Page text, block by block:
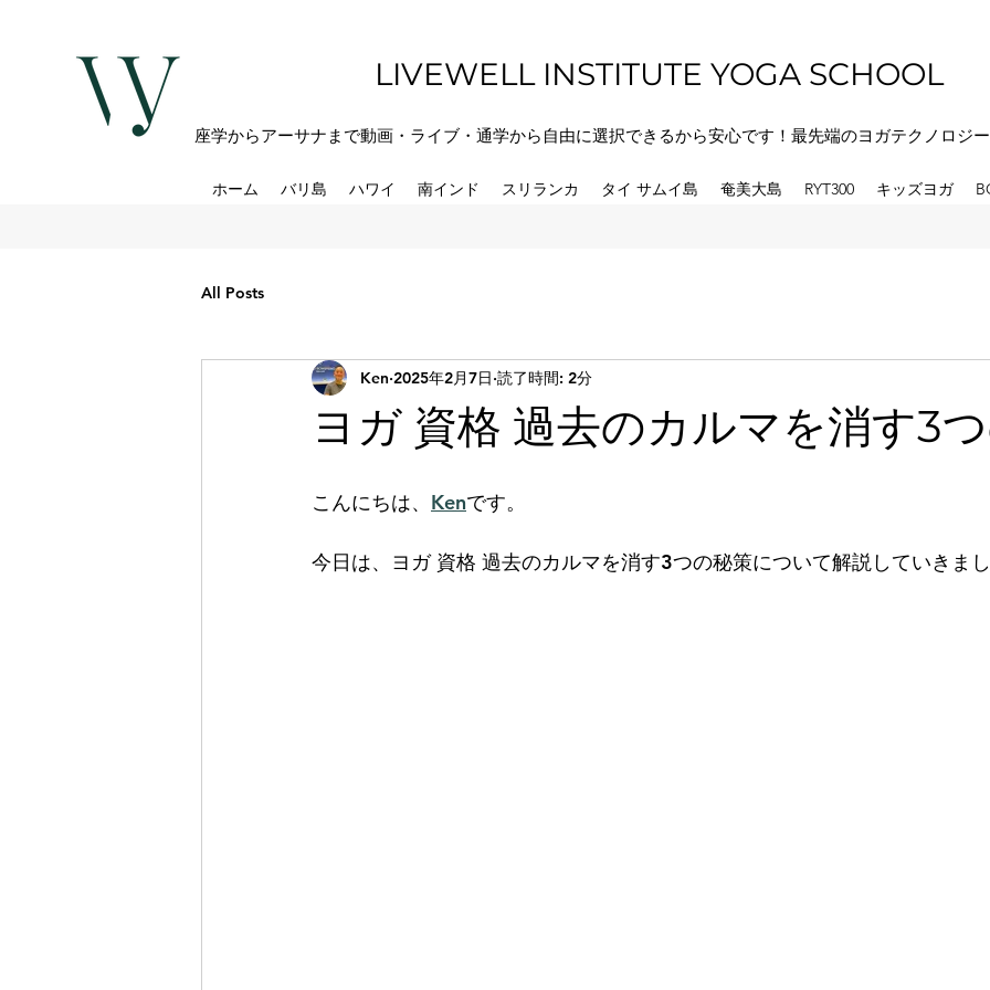
LIVEWELL INSTITUTE YOGA SCHOOL
座学からアーサナまで動画・ライブ・通学から自由に選択できるから安心です！最先端のヨガテクノロジ
ホーム バリ島 ハワイ 南インド スリランカ タイ サムイ島 奄美大島 RYT300 キッズヨガ
All Posts
ヨガ 資格 過去のカルマを消す3
Ken 2025年2月7日 読了時間: 2分
こんにちは、 Kenです。
今日は、ヨガ 資格 過去のカルマを消す3つの秘策について解説していきま